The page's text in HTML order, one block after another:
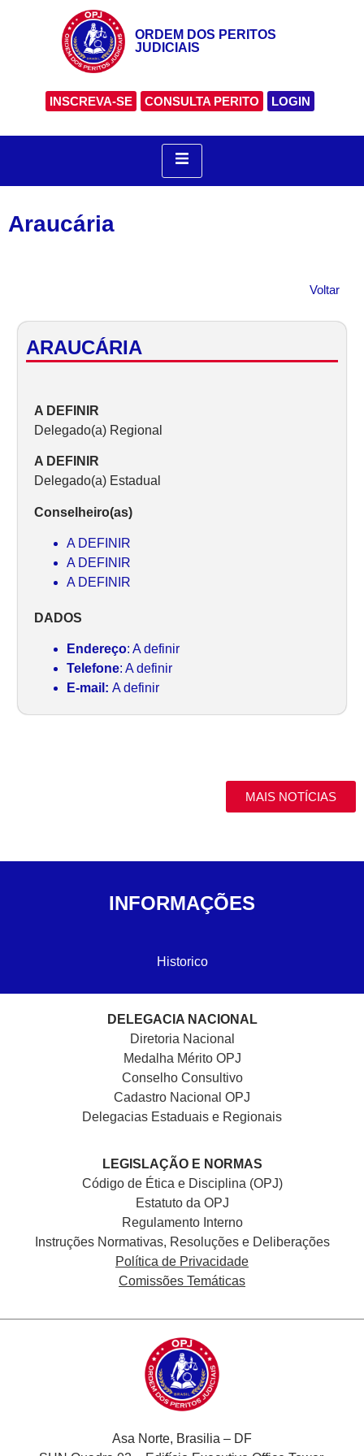
ORDEM DOS PERITOS
JUDICIAIS
INSCREVA-SE CONSULTA PERITO LOGIN
Araucária
Voltar
ARAUCÁRIA
A DEFINIR
Delegado(a) Regional
A DEFINIR
Delegado(a) Estadual
Conselheiro(as)
A DEFINIR
A DEFINIR
A DEFINIR
DADOS
Endereço: A definir
Telefone: A definir
E-mail: A definir
MAIS NOTÍCIAS
INFORMAÇÕES
Historico
DELEGACIA NACIONAL
Diretoria Nacional
Medalha Mérito OPJ
Conselho Consultivo
Cadastro Nacional OPJ
Delegacias Estaduais e Regionais
LEGISLAÇÃO E NORMAS
Código de Ética e Disciplina (OPJ)
Estatuto da OPJ
Regulamento Interno
Instruções Normativas, Resoluções e Deliberações
Política de Privacidade
Comissões Temáticas
Asa Norte, Brasilia – DF